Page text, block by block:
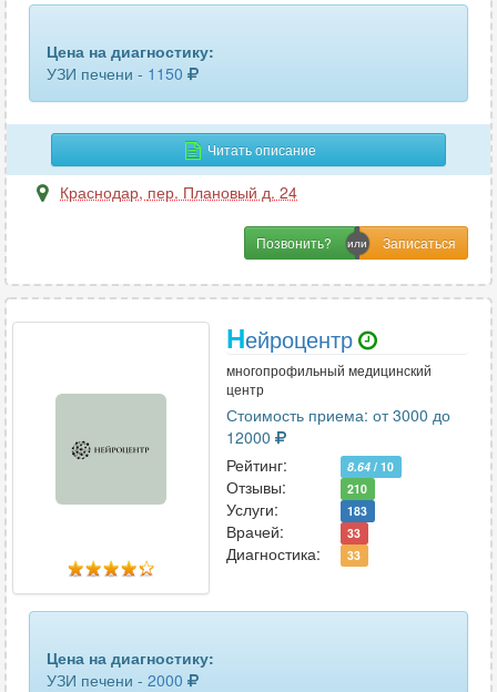
щитовидной железы
13
эластография щитовидной железы
яичников
Цена на диагностику:
УЗИ печени - 1150
Читать описание
Краснодар, пер. Плановый д. 24
Позвонить?
Нейроцентр
многопрофильный медицинский
центр
Стоимость приема: от 3000 до
12000
Рейтинг:
8.64 / 10
Отзывы: 210
Услуги: 183
Врачей: 33
Диагностика: 33
Цена на диагностику:
УЗИ печени - 2000